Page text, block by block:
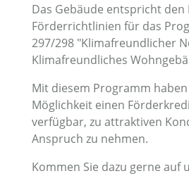
Das Gebäude entspricht den
Förderrichtlinien für das
297/298 "Klimafreundlicher
Klimafreundliches
Mit diesem Programm haben
Möglichkeit einen
verfügbar, zu attraktiven
Anspruch zu nehmen.
Kommen Sie dazu gerne auf